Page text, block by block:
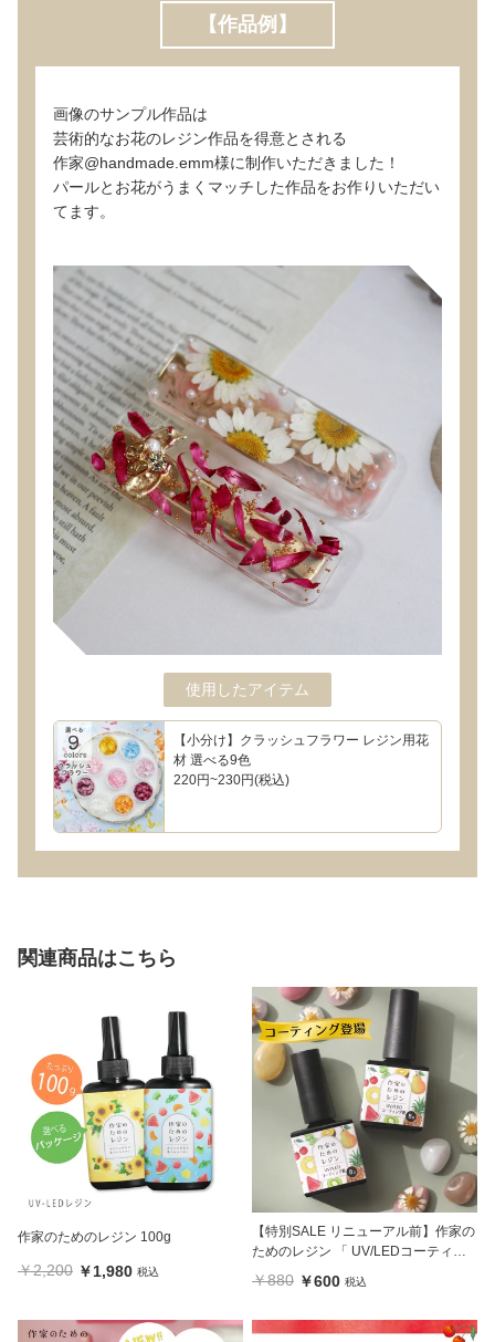
【作品例】
画像のサンプル作品は
芸術的なお花のレジン作品を得意とされる
作家@handmade.emm様に制作いただきました！
パールとお花がうまくマッチした作品をお作りいただい
てます。
使用したアイテム
【小分け】クラッシュフラワー レジン用花
材 選べる9色
220円~230円(税込)
関連商品はこちら
作家のためのレジン 100g
￥2,200 ￥1,980 税込
【特別SALE リニューアル前】作家の
ためのレジン 「 UV/LEDコーティン
グ液 8g 」1本
￥880 ￥600 税込